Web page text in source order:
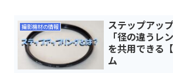
撮影機材の情報
ステップアッ
「径の違うレ
を共用できる
ム